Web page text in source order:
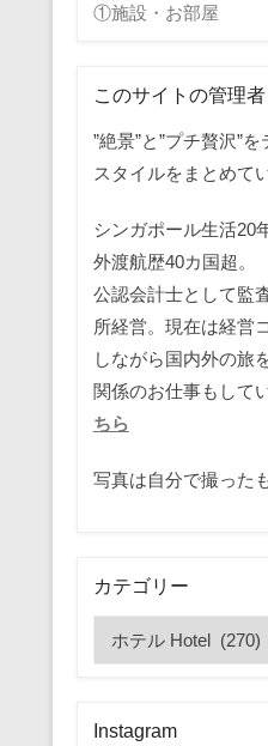
①施設・お部屋
このサイトの管理
”絶景”と”プチ贅沢”
スタイルをまとめて
シンガポール生活20
外渡航歴40カ国超。
公認会計士として監
所経営。現在は経営
しながら国内外の旅
関係のお仕事もして
ちら
写真は自分で撮った
カテゴリー
テ
リ
Instagram